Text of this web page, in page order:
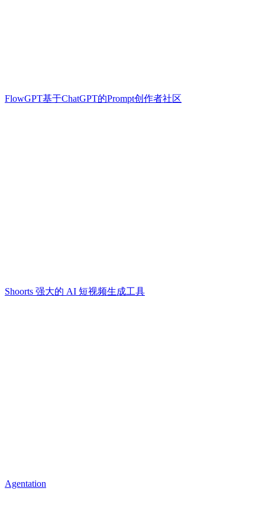
FlowGPT基于ChatGPT的Prompt创作者社区
Shoorts 强大的 AI 短视频生成工具
Agentation